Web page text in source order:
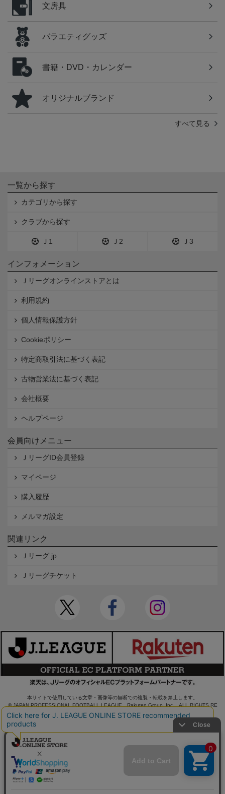
文房具
バラエティグッズ
書籍・DVD・カレンダー
オリジナルブランド
すべて見る
一覧から探す
カテゴリから探す
クラブから探す
Ｊ1 Ｊ2 Ｊ3
インフォメーション
Ｊリーグオンラインストアとは
利用規約
個人情報保護方針
Cookieポリシー
特定商取引法に基づく表記
古物営業法に基づく表記
会社概要
ヘルプページ
会員向けメニュー
ＪリーグID会員登録
マイページ
購入履歴
メルマガ設定
関連リンク
Ｊリーグ.jp
Ｊリーグチケット
本サイトで使用している文章・画像等の無断での複製・転載を禁止します。
© JAPAN PROFESSIONAL FOOTBALL LEAGUE Rakuten Group, Inc. ALL RIGHTS RE
SERVED.